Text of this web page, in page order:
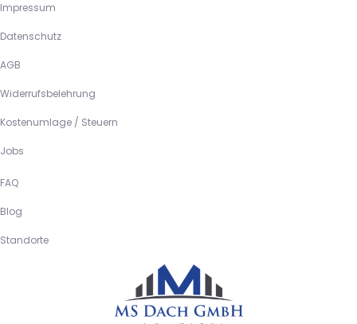
FAQ
Blog
Standorte
Impressum
Datenschutz
AGB
Widerrufsbelehrung
Kostenumlage / Steuern
Jobs